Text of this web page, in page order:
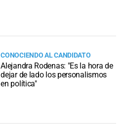
CONOCIENDO AL CANDIDATO
Alejandra Rodenas: "Es la hora de
dejar de lado los personalismos
en política"